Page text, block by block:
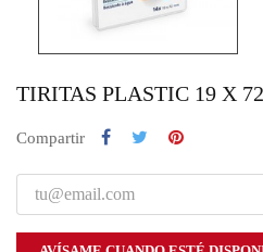
TIRITAS PLASTIC 19 X
Compartir